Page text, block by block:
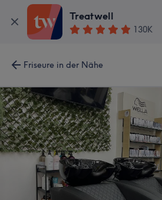
Treatwell
130K
Friseure in der Nähe